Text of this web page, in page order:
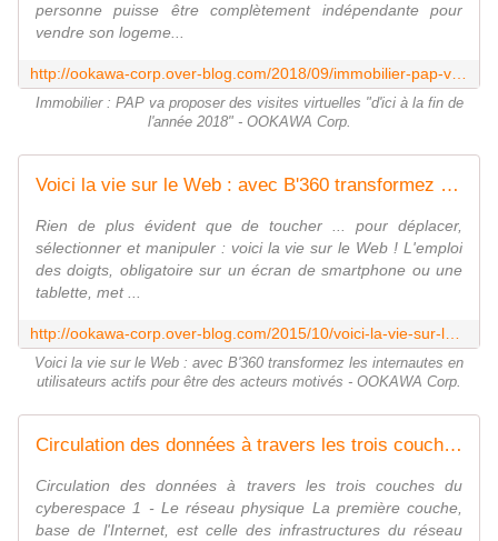
personne puisse être complètement indépendante pour
vendre son logeme...
Immobilier : PAP va proposer des visites virtuelles "d'ici à la fin de
l'année 2018" - OOKAWA Corp.
Voici la vie sur le Web : avec B'360 transformez les internautes en utilisateurs actifs pour être des acteurs motivés - OOKAWA Corp.
Rien de plus évident que de toucher ... pour déplacer,
sélectionner et manipuler : voici la vie sur le Web ! L'emploi
des doigts, obligatoire sur un écran de smartphone ou une
tablette, met ...
Voici la vie sur le Web : avec B'360 transformez les internautes en
utilisateurs actifs pour être des acteurs motivés - OOKAWA Corp.
Circulation des données à travers les trois couches du cyberespace - OOKAWA Corp.
Circulation des données à travers les trois couches du
cyberespace 1 - Le réseau physique La première couche,
base de l'Internet, est celle des infrastructures du réseau